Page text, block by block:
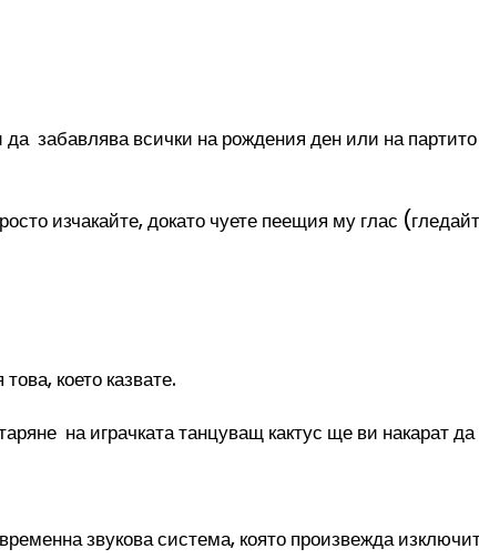
забавлява всички на рождения ден или на
изчакайте, докато чуете пеещия му глас
което казвате.
на играчката танцуващ кактус ще ви накарат
звукова система, която произвежда